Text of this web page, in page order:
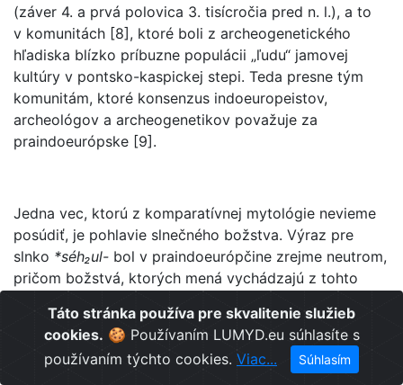
(záver 4. a prvá polovica 3. tisícročia pred n. l.), a to
v komunitách [8], ktoré boli z archeogenetického
hľadiska blízko príbuzne populácii „ľudu“ jamovej
kultúry v pontsko-kaspickej stepi. Teda presne tým
komunitám, ktoré konsenzus indoeuropeistov,
archeológov a archeogenetikov považuje za
praindoeurópske [9].
Jedna vec, ktorú z komparatívnej mytológie nevieme
posúdiť, je pohlavie slnečného božstva. Výraz pre
slnko *séh₂ul- bol v praindoeurópčine zrejme neutrom,
pričom božstvá, ktorých mená vychádzajú z tohto
védsky Súrja) tak ženské (germánska Sunna,
staroseverská Sól, baltská Saule, védska
Súrjá). Zanalýzy archeologického záznamu
Táto stránka používa pre skvalitenie služieb
cookies. 🍪 Používaním LUMYD.eu súhlasíte s
používaním týchto cookies. Viac... Súhlasím